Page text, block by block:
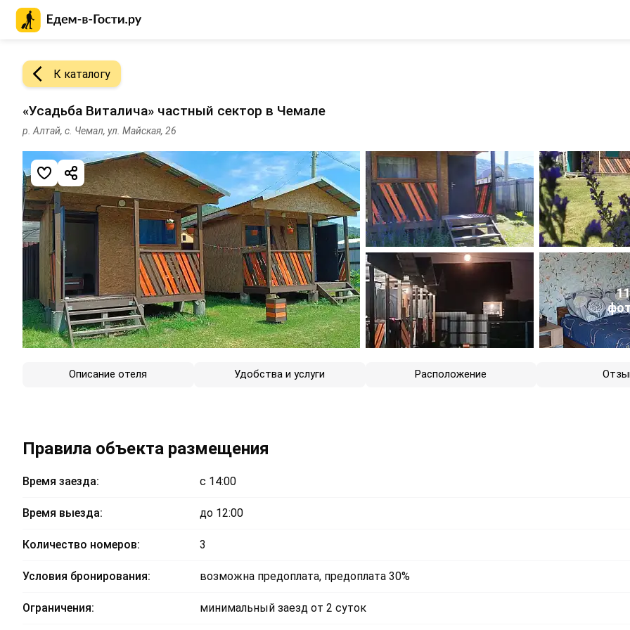
К каталогу
«Усадьба Виталича» частный сектор в Чемале
р. Алтай, с. Чемал, ул. Майская, 26
Описание отеля Удобства и услуги Расположение
Правила объекта размещения
Время заезда: с 14:00
Время выезда: до 12:00
Количество номеров: 3
Условия бронирования: возможна предоплата, предоплата 30%
Ограничения: минимальный заезд от 2 суток